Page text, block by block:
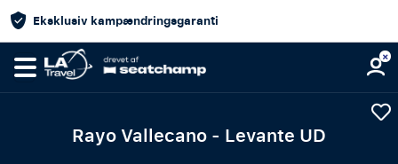
Eksklusiv kampændringsgaranti
Rayo Vallecano - Levante UD